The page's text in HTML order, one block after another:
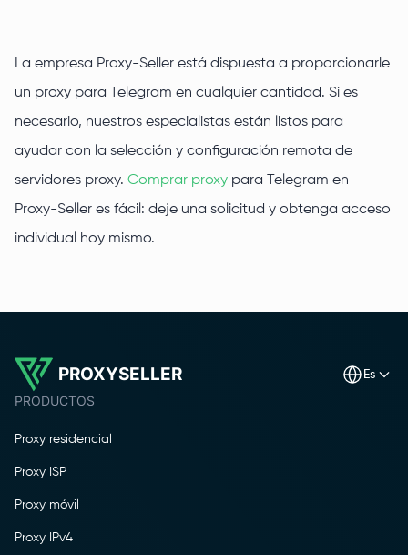
La empresa Proxy-Seller está dispuesta a proporcionarle
un proxy para Telegram en cualquier cantidad. Si es
necesario, nuestros especialistas están listos para
ayudar con la selección y configuración remota de
servidores proxy. Comprar proxy para Telegram en
Proxy-Seller es fácil: deje una solicitud y obtenga acceso
individual hoy mismo.
PROXYSELLER es
PRODUCTOS
Proxy residencial
Proxy ISP
Proxy móvil
Proxy IPv4